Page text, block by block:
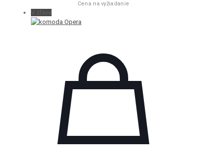
Cena na vyžiadanie
V zľave